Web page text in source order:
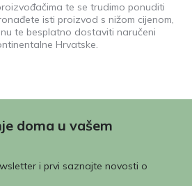
te se trudimo ponuditi
isti proizvod s nižom cijenom,
te besplatno dostaviti naručeni
Hrvatske.
doma u vašem
i prvi saznajte novosti o